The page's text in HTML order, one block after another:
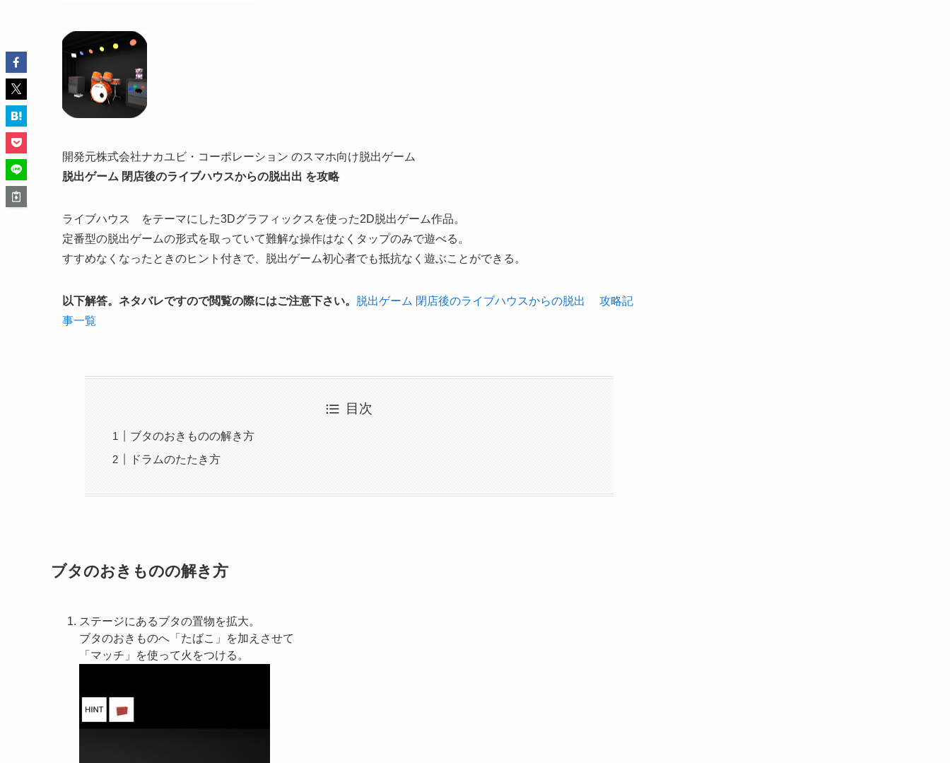
開発元株式会社ナカユビ・コーポレーション のスマホ向け脱出ゲーム
脱出ゲーム 閉店後のライブハウスからの脱出出 を攻略
ライブハウス をテーマにした3Dグラフィックスを使った2D脱出ゲーム作品。
定番型の脱出ゲームの形式を取っていて難解な操作はなくタップのみで遊べる。
すすめなくなったときのヒント付きで、脱出ゲーム初心者でも抵抗なく遊ぶことができる。
以下解答。ネタバレですので閲覧の際にはご注意下さい。
脱出ゲーム 閉店後のライブハウスからの脱出 攻略記
事一覧
目次
ブタのおきものの解き方
ドラムのたたき方
ブタのおきものの解き方
ステージにあるブタの置物を拡大。
ブタのおきものへ「たばこ」を加えさせて
「マッチ」を使って火をつける。